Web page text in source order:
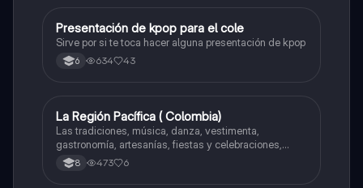
Artes
Presentación de kpop para el cole
Sirve por si te toca hacer alguna presentación de kpop
6 634 43
Artes
La Región Pacífica ( Colombia)
Las tradiciones, música, danza, vestimenta,
gastronomía, artesanías, fiestas y celebraciones,
medicina tradicional, ritmos e instrumentos
musicales.
8 473 6